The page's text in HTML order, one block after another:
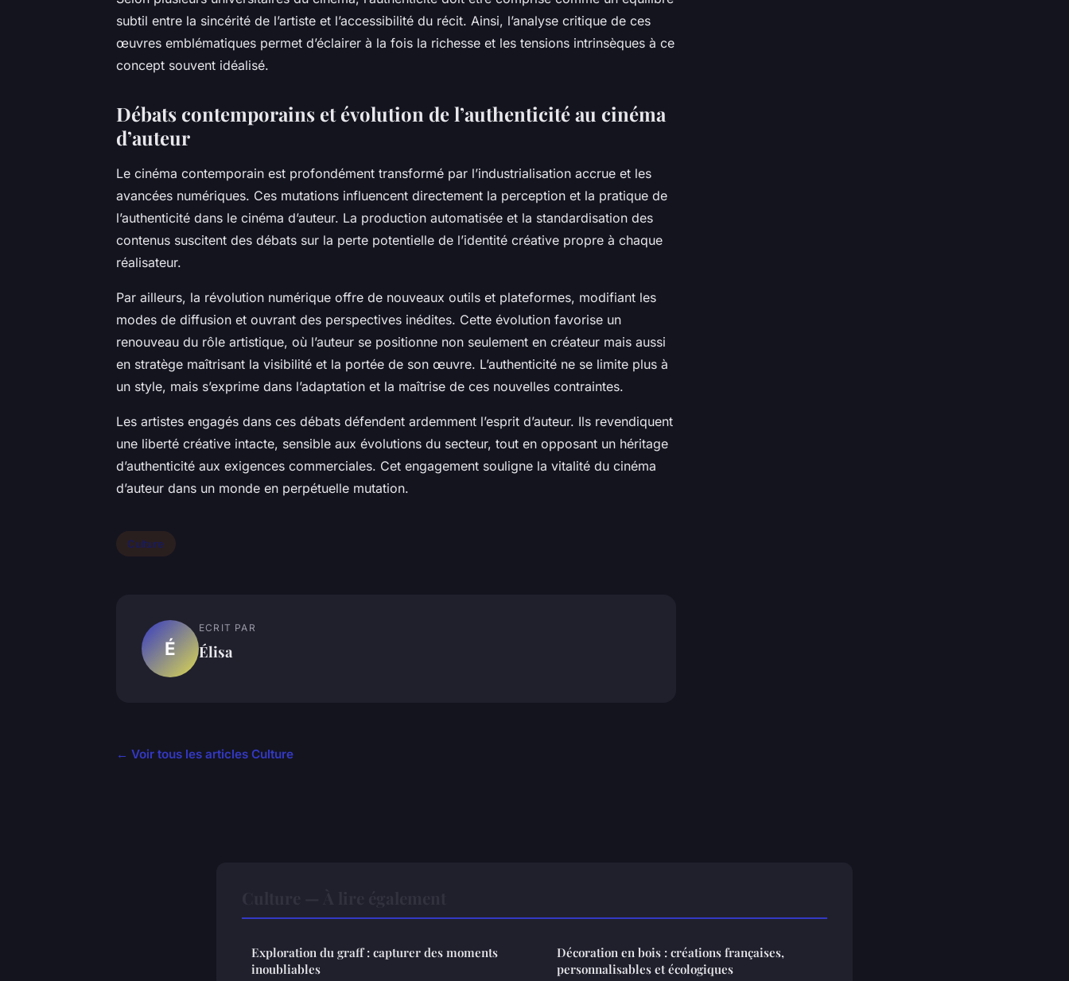
subtil entre la sincérité de l’artiste et l’accessibilité du récit. Ainsi, l’analyse critique de ces
œuvres emblématiques permet d’éclairer à la fois la richesse et les tensions intrinsèques à ce
concept souvent idéalisé.
Débats contemporains et évolution de l’authenticité au cinéma
d’auteur
Le cinéma contemporain est profondément transformé par l’industrialisation accrue et les
avancées numériques. Ces mutations influencent directement la perception et la pratique de
l’authenticité dans le cinéma d’auteur. La production automatisée et la standardisation des
contenus suscitent des débats sur la perte potentielle de l’identité créative propre à chaque
réalisateur.
Par ailleurs, la révolution numérique offre de nouveaux outils et plateformes, modifiant les
modes de diffusion et ouvrant des perspectives inédites. Cette évolution favorise un
renouveau du rôle artistique, où l’auteur se positionne non seulement en créateur mais aussi
en stratège maîtrisant la visibilité et la portée de son œuvre. L’authenticité ne se limite plus à
un style, mais s’exprime dans l’adaptation et la maîtrise de ces nouvelles contraintes.
Les artistes engagés dans ces débats défendent ardemment l’esprit d’auteur. Ils revendiquent
une liberté créative intacte, sensible aux évolutions du secteur, tout en opposant un héritage
d’authenticité aux exigences commerciales. Cet engagement souligne la vitalité du cinéma
d’auteur dans un monde en perpétuelle mutation.
Culture
É
ECRIT PAR
Élisa
← Voir tous les articles Culture
Exploration du graff : capturer des moments
inoubliables
Décoration en bois : créations françaises,
personnalisables et écologiques